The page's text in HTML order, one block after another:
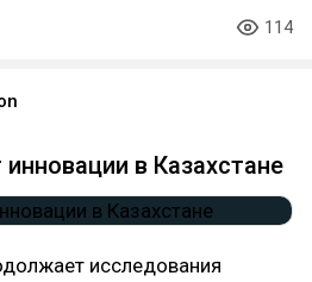
114
в Казахстане
исследования